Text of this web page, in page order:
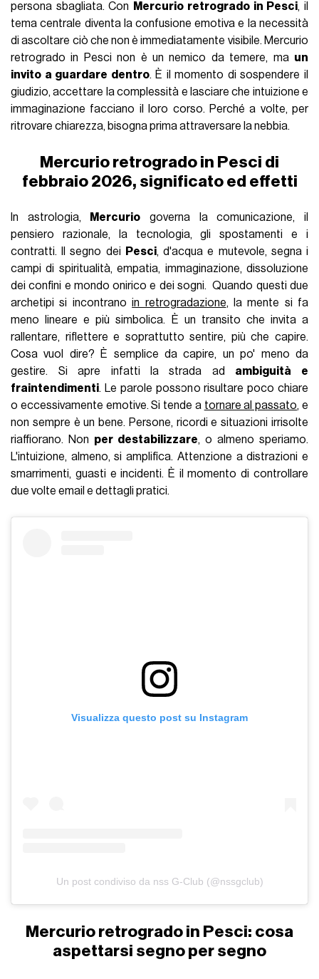
persona sbagliata. Con
Mercurio retrogrado in Pesci, il
tema centrale diventa la confusione emotiva e la necessità
di ascoltare ciò che non è immediatamente visibile. Mercurio
retrogrado in Pesci non è un nemico da temere, ma un
invito a guardare dentro. È il momento di sospendere il
giudizio, accettare la complessità e lasciare che intuizione e
immaginazione facciano il loro corso. Perché a volte, per
ritrovare chiarezza, bisogna prima attraversare la nebbia.
Mercurio retrogrado in Pesci di
febbraio 2026, significato ed effetti
In astrologia, Mercurio governa la comunicazione, il
pensiero razionale, la tecnologia, gli spostamenti e i
contratti. Il segno dei
Pesci, d'acqua e mutevole, segna i
campi di spiritualità, empatia, immaginazione, dissoluzione
dei confini e mondo onirico e dei sogni. Quando questi due
archetipi si incontranoin retrogradazione, la mente si fa
meno lineare e più simbolica. È un transito che invita a
rallentare, riflettere e soprattutto sentire, più che capire.
Cosa vuol dire? È semplice da capire, un po' meno da
gestire. Si apre infatti la strada ad ambiguità e
fraintendimenti. Le parole possono risultare poco chiare
o eccessivamente emotive. Si tende a tornare al passato, e
non sempre è un bene. Persone, ricordi e situazioni irrisolte
riaffiorano. Non per destabilizzare, o almeno speriamo.
L'intuizione, almeno, si amplifica. Attenzione a distrazioni e
smarrimenti, guasti e incidenti. È il momento di controllare
due volte email e dettagli pratici.
Visualizza questo post su Instagram
Un post condiviso da nss G-Club (@nssgclub)
Mercurio retrogrado in Pesci: cosa
aspettarsi segno per segno